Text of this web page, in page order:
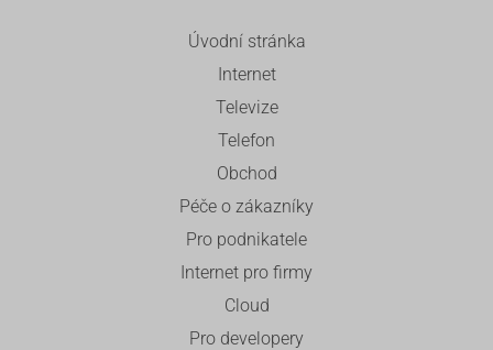
Úvodní stránka
Internet
Televize
Telefon
Obchod
Péče o zákazníky
Pro podnikatele
Internet pro firmy
Cloud
Pro developery